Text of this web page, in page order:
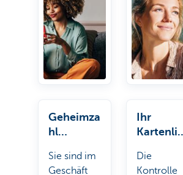
Einzugsermächtigungen.
findet Kate
für Sie.
Geheimza
hl
Sie sind im
Geschäft
Ihr
Die
Kontrolle